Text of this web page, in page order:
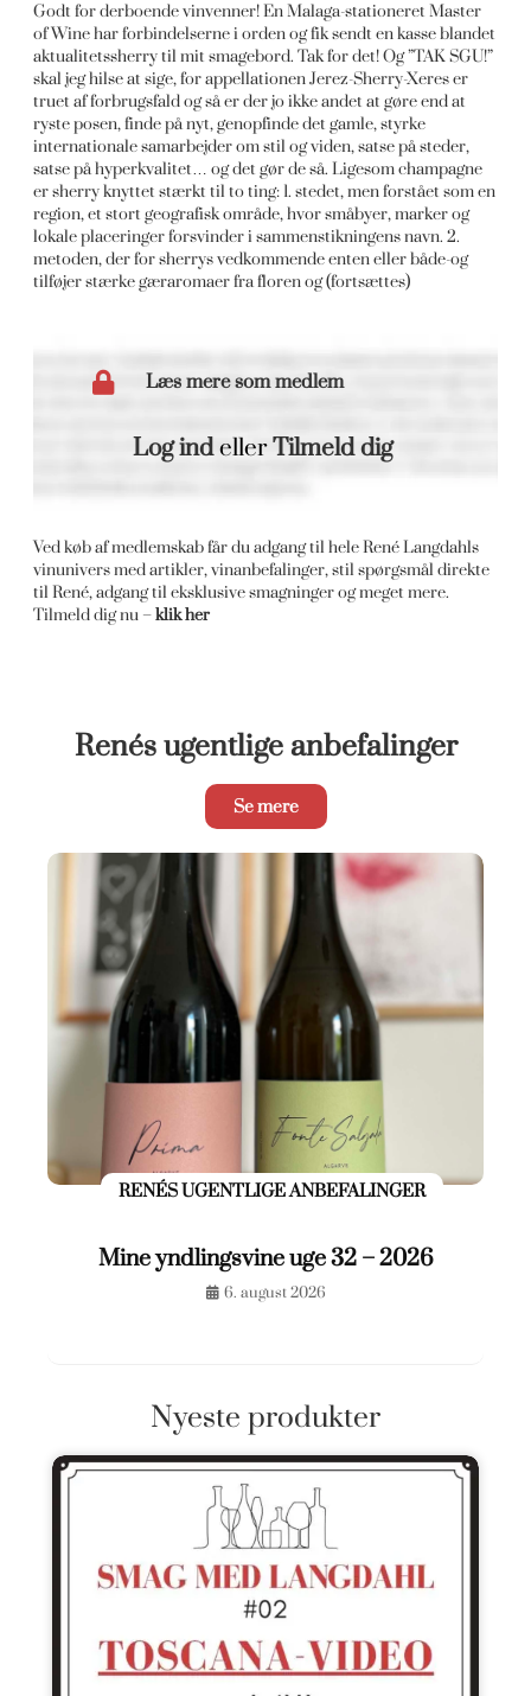
Godt for derboende vinvenner! En Malaga-stationeret Master
of Wine har forbindelserne i orden og fik sendt en kasse blandet
aktualitetssherry til mit smagebord. Tak for det! Og ”TAK SGU!”
skal jeg hilse at sige, for appellationen Jerez-Sherry-Xeres er
truet af forbrugsfald og så er der jo ikke andet at gøre end at
ryste posen, finde på nyt, genopfinde det gamle, styrke
internationale samarbejder om stil og viden, satse på steder,
satse på hyperkvalitet… og det gør de så. Ligesom champagne
er sherry knyttet stærkt til to ting: 1. stedet, men forstået som en
region,et stort geografisk område, hvor småbyer, marker og
lokale placeringer forsvinder i sammenstikningens navn. 2.
metoden, der for sherrys vedkommende enten eller både-og
tilføjer stærke gæraromaer fra floren og (fortsættes)
Læs mere som medlem
Log indellerTilmeld dig
Ved køb af medlemskab får du adgang til hele René Langdahls
vinunivers med artikler, vinanbefalinger, stil spørgsmål direkte
til René, adgang til eksklusive smagninger og meget mere.
Tilmeld dig nu –klik her
Renés ugentlige anbefalinger
Se mere
RENÉS UGENTLIGE ANBEFALINGER
Mine yndlingsvine uge 32 – 2026
6. august 2026
Nyeste produkter